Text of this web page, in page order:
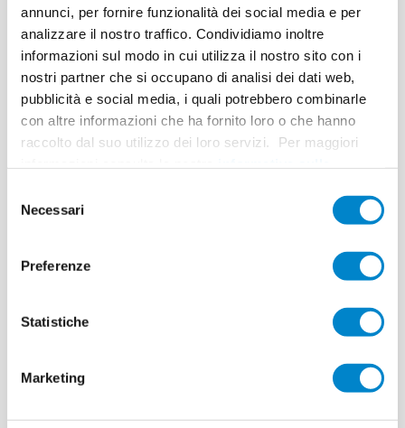
annunci, per fornire funzionalità dei social media e per
analizzare il nostro traffico. Condividiamo inoltre
informazioni sul modo in cui utilizza il nostro sito con i
nostri partner che si occupano di analisi dei dati web,
pubblicità e social media, i quali potrebbero combinarle
con altre informazioni che ha fornito loro o che hanno
raccolto dal suo utilizzo dei loro servizi. Per maggiori
delNecessari
Preferenze
Statistiche
Marketing
sottoposte a forti sollecitazioni
meccaniche con Triflex DeckFloor
Triflex DeckFloorè un sistema impermeabilizzante ad alto
spessore con crack-bridging statico, progettato per resistere a
elevate sollecitazioni meccaniche.
traffico pesante e ventilazione naturale
, ma può essere
resina in PMMA.
certificato secondo i requisiti OS
, garantendo sicurezza e durabilità in condizioni di